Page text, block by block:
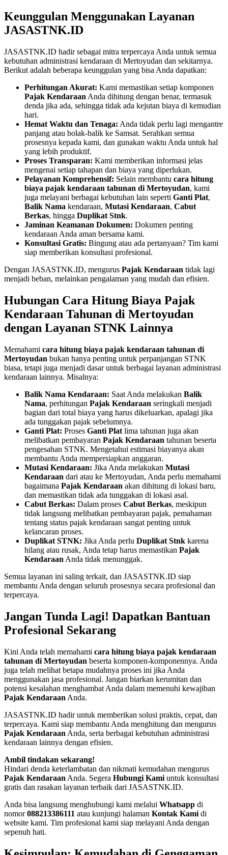
Keunggulan Menggunakan Layanan
JASASTNK.ID
JASASTNK.ID hadir sebagai mitra terpercaya Anda untuk semua
kebutuhan administrasi kendaraan di Mertoyudan dan sekitarnya.
Berikut adalah beberapa keunggulan yang bisa Anda dapatkan:
Perhitungan Akurat: Kami memastikan setiap komponen
Pajak Kendaraan Anda dihitung dengan benar, termasuk
denda jika ada, sehingga tidak ada kejutan biaya di kemudian
hari.
Hemat Waktu dan Tenaga: Anda tidak perlu lagi mengantre
panjang atau bolak-balik ke Samsat. Serahkan semua
prosesnya kepada kami, dan gunakan waktu Anda untuk hal
yang lebih produktif.
Proses Transparan: Kami memberikan informasi jelas
mengenai setiap tahapan dan biaya yang diperlukan.
Pelayanan Komprehensif: Selain membantu cara hitung
biaya pajak kendaraan tahunan di Mertoyudan, kami
juga melayani berbagai kebutuhan lain seperti Ganti Plat,
Balik Nama kendaraan, Mutasi Kendaraan, Cabut
Berkas, hingga Duplikat Stnk.
Jaminan Keamanan Dokumen: Dokumen penting
kendaraan Anda aman bersama kami.
Konsultasi Gratis: Bingung atau ada pertanyaan? Tim kami
siap memberikan konsultasi profesional.
Dengan JASASTNK.ID, mengurus Pajak Kendaraan tidak lagi
menjadi beban, melainkan pengalaman yang mudah dan efisien.
Hubungan Cara Hitung Biaya Pajak
Kendaraan Tahunan di Mertoyudan
dengan Layanan STNK Lainnya
Memahami cara hitung biaya pajak kendaraan tahunan di
Mertoyudan bukan hanya penting untuk perpanjangan STNK
biasa, tetapi juga menjadi dasar untuk berbagai layanan administrasi
kendaraan lainnya. Misalnya:
Balik Nama Kendaraan: Saat Anda melakukan Balik
Nama, perhitungan Pajak Kendaraan seringkali menjadi
bagian dari total biaya yang harus dikeluarkan, apalagi jika
ada tunggakan pajak sebelumnya.
Ganti Plat: Proses Ganti Plat lima tahunan juga akan
melibatkan pembayaran Pajak Kendaraan tahunan beserta
pengesahan STNK. Mengetahui estimasi biayanya akan
membantu Anda mempersiapkan anggaran.
Mutasi Kendaraan: Jika Anda melakukan Mutasi
Kendaraan dari atau ke Mertoyudan, Anda perlu memahami
bagaimana Pajak Kendaraan akan dihitung di lokasi baru,
dan memastikan tidak ada tunggakan di lokasi asal.
Cabut Berkas: Dalam proses Cabut Berkas, meskipun
tidak langsung melibatkan pembayaran pajak, pemahaman
tentang status pajak kendaraan sangat penting untuk
kelancaran proses.
Duplikat STNK: Jika Anda perlu Duplikat Stnk karena
hilang atau rusak, Anda tetap harus memastikan Pajak
Kendaraan Anda tidak menunggak.
Semua layanan ini saling terkait, dan JASASTNK.ID siap
membantu Anda dengan seluruh prosesnya secara profesional dan
terpercaya.
Jangan Tunda Lagi! Dapatkan Bantuan
Profesional Sekarang
Kini Anda telah memahami cara hitung biaya pajak kendaraan
tahunan di Mertoyudan beserta komponen-komponennya. Anda
juga telah melihat betapa mudahnya proses ini jika Anda
menggunakan jasa profesional. Jangan biarkan kerumitan dan
potensi kesalahan menghambat Anda dalam memenuhi kewajiban
Pajak Kendaraan Anda.
JASASTNK.ID hadir untuk memberikan solusi praktis, cepat, dan
terpercaya. Kami siap membantu Anda menghitung dan mengurus
Pajak Kendaraan Anda, serta berbagai kebutuhan administrasi
kendaraan lainnya dengan efisien.
Ambil tindakan sekarang!
Hindari denda keterlambatan dan nikmati kemudahan mengurus
Pajak Kendaraan Anda. Segera Hubungi Kami untuk konsultasi
gratis dan rasakan layanan terbaik dari JASASTNK.ID.
Anda bisa langsung menghubungi kami melalui Whatsapp di
nomor088213386111 atau kunjungi halaman Kontak Kami di
website kami. Tim profesional kami siap melayani Anda dengan
sepenuh hati.